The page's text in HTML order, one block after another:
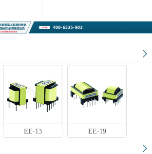
EE-13 EE-19